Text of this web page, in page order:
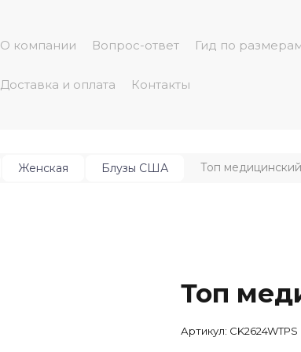
О компании Вопрос-ответ Гид по
Доставка и оплата Контакты
Женская Блузы США Топ
Топ
Артикул: CK2624WTPS